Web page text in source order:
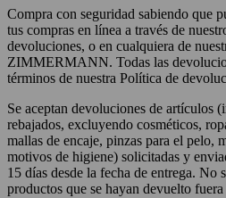
Compra con seguridad sabiendo que
tus compras en línea a través de
devoluciones, o en cualquiera de
ZIMMERMANN. Todas las
términos de nuestra Política de
Se aceptan devoluciones de artículos
rebajados, excluyendo cosméticos,
mallas de encaje, pinzas para el pelo,
motivos de higiene) solicitadas y
15 días desde la fecha de entrega. No
productos que se hayan devuelto